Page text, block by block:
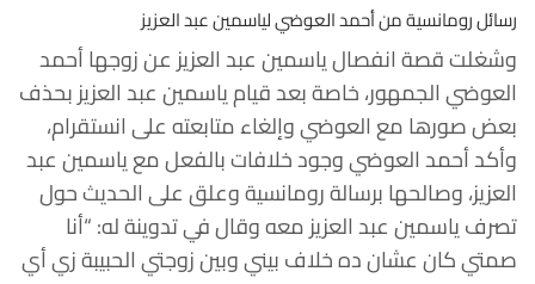
رسائل رومانسية من أحمد العوضي لياسمين عبد العزيز
وشغلت قصة انفصال ياسمين عبد العزيز عن زوجها أحمد
العوضي الجمهور، خاصة بعد قيام ياسمين عبد العزيز بحذف
بعض صورها مع العوضي وإلغاء متابعته على انستقرام،
وأكد أحمد العوضي وجود خلافات بالفعل مع ياسمين عبد
العزيز، وصالحها برسالة رومانسية وعلق على الحديث حول
تصرف ياسمين عبد العزيز معه وقال في تدوينة له: “أنا
صمتي كان عشان ده خلاف بيني وبين زوجتي الحبيبة زي أي